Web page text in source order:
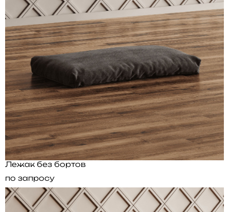
Лежак без бортов
по запросу